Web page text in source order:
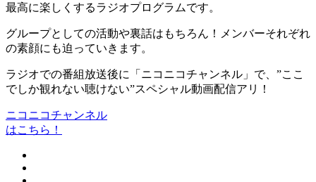
最高に楽しくするラジオプログラムです。
グループとしての活動や裏話はもちろん！メンバーそれぞれ
の素顔にも迫っていきます。
ラジオでの番組放送後に「ニコニコチャンネル」で、”ここ
でしか観れない聴けない”スペシャル動画配信アリ！
ニコニコチャンネル
はこちら！